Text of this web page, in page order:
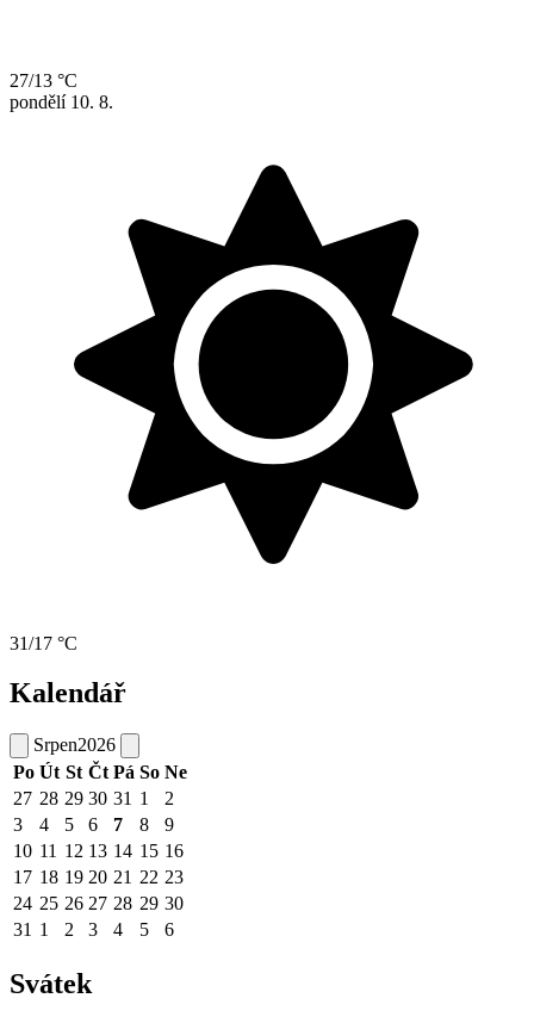
27/13 °C
pondělí 10. 8.
31/17 °C
Kalendář
Srpen2026
Po Út St Čt Pá So Ne
27 28 29 30 31 1
2
3
4 5 6 7 8
9
10 11 12 13 14 15 16
17 18 19 20 21 22 23
24 25 26 27 28 29 30
31 1 2 3 4 5 6
Svátek